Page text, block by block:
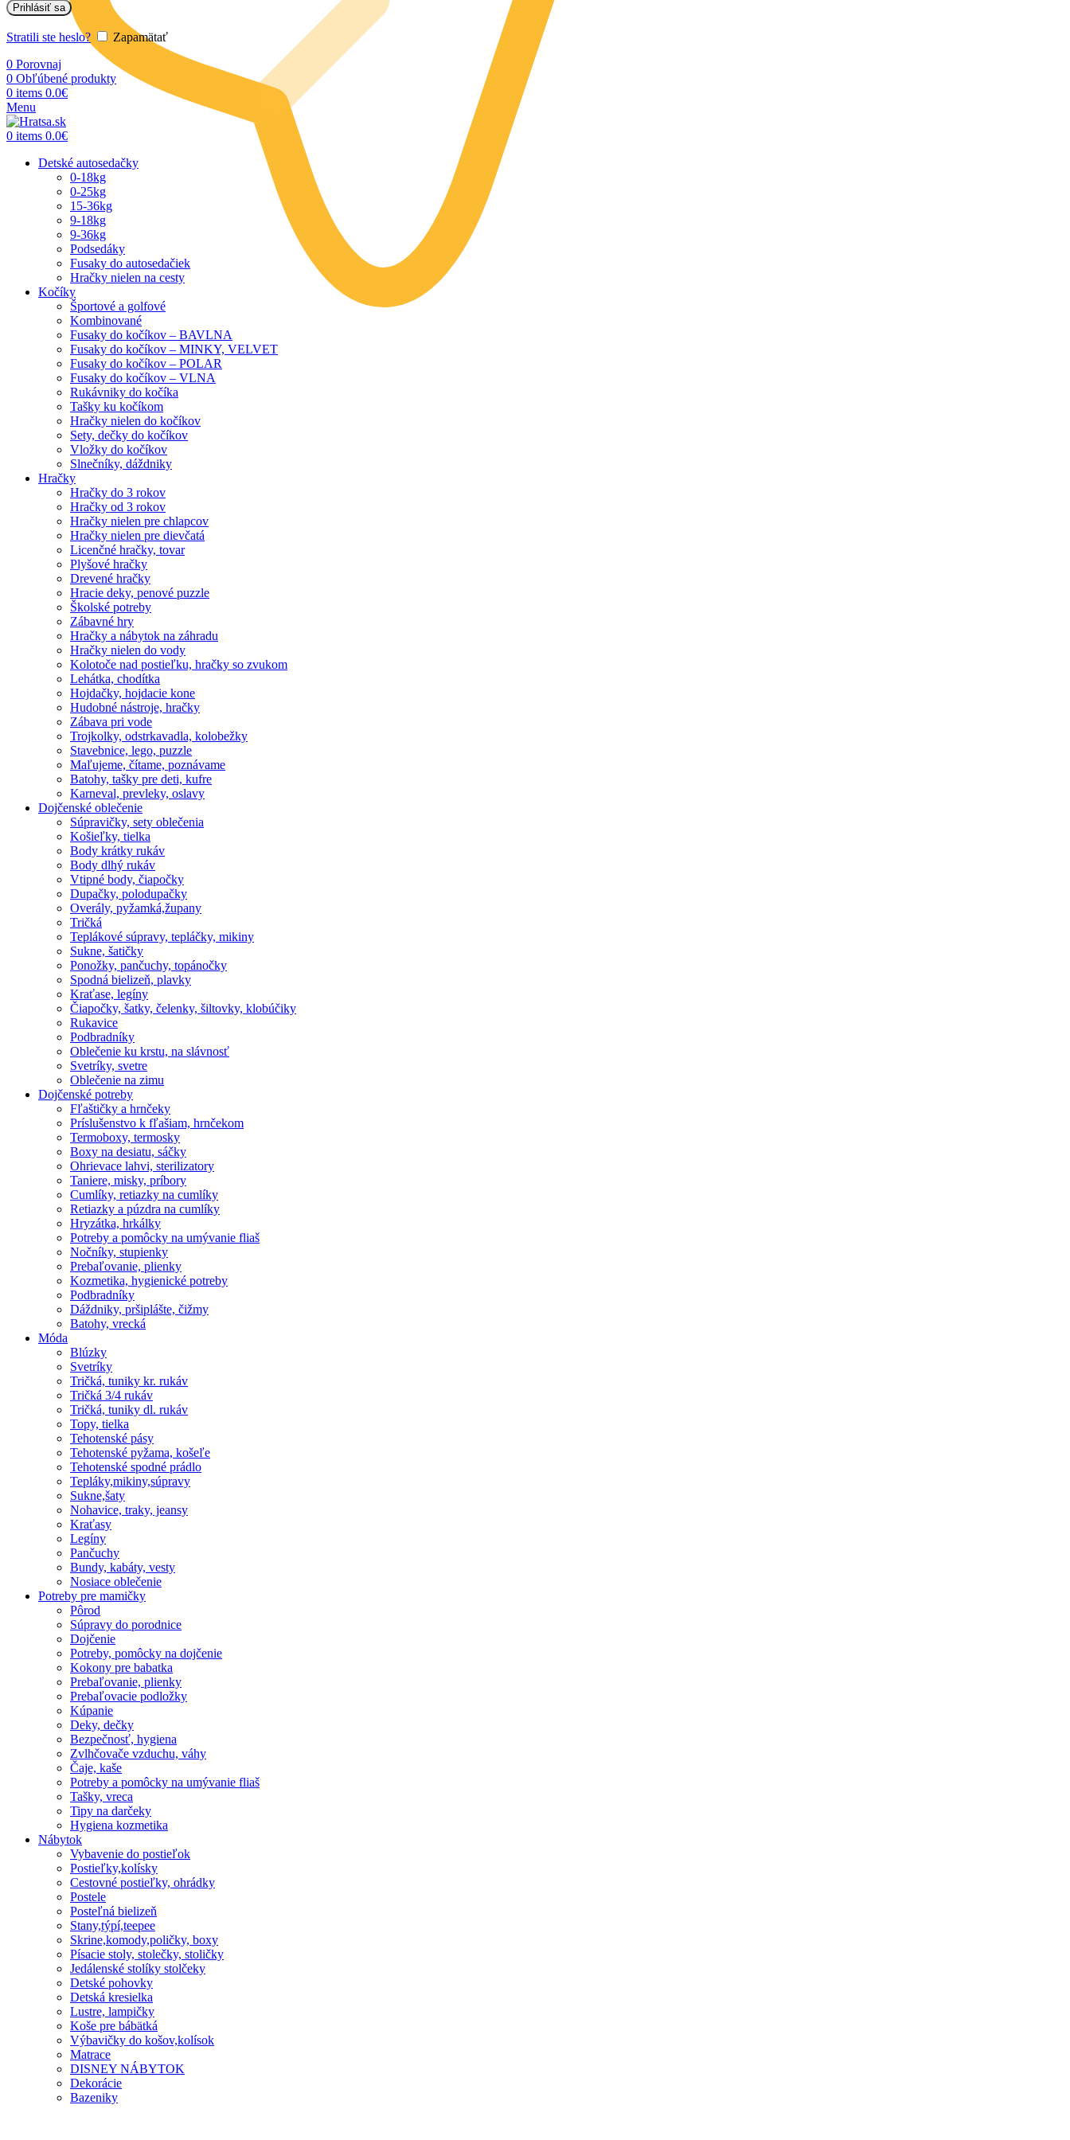
Prihlásiť sa
Stratili ste heslo?
Zapamätať
0 Porovnaj
0 Obľúbené produkty
0 items 0.0€
Menu
0 items 0.0€
Detské autosedačky
0-18kg
0-25kg
15-36kg
9-18kg
9-36kg
Podsedáky
Fusaky do autosedačiek
Hračky nielen na cesty
Kočíky
Športové a golfové
Kombinované
Fusaky do kočíkov – BAVLNA
Fusaky do kočíkov – MINKY, VELVET
Fusaky do kočíkov – POLAR
Fusaky do kočíkov – VLNA
Rukávniky do kočíka
Tašky ku kočíkom
Hračky nielen do kočíkov
Sety, dečky do kočíkov
Vložky do kočíkov
Slnečníky, dáždniky
Hračky
Hračky do 3 rokov
Hračky od 3 rokov
Hračky nielen pre chlapcov
Hračky nielen pre dievčatá
Licenčné hračky, tovar
Plyšové hračky
Drevené hračky
Hracie deky, penové puzzle
Školské potreby
Zábavné hry
Hračky a nábytok na záhradu
Hračky nielen do vody
Kolotoče nad postieľku, hračky so zvukom
Lehátka, chodítka
Hojdačky, hojdacie kone
Hudobné nástroje, hračky
Zábava pri vode
Trojkolky, odstrkavadla, kolobežky
Stavebnice, lego, puzzle
Maľujeme, čítame, poznávame
Batohy, tašky pre deti, kufre
Karneval, prevleky, oslavy
Dojčenské oblečenie
Súpravičky, sety oblečenia
Košieľky, tielka
Body krátky rukáv
Body dlhý rukáv
Vtipné body, čiapočky
Dupačky, polodupačky
Overály, pyžamká,župany
Tričká
Teplákové súpravy, tepláčky, mikiny
Sukne, šatičky
Ponožky, pančuchy, topánočky
Spodná bielizeň, plavky
Kraťase, legíny
Čiapočky, šatky, čelenky, šiltovky, klobúčiky
Rukavice
Podbradníky
Oblečenie ku krstu, na slávnosť
Svetríky, svetre
Oblečenie na zimu
Dojčenské potreby
Fľaštičky a hrnčeky
Príslušenstvo k fľašiam, hrnčekom
Termoboxy, termosky
Boxy na desiatu, sáčky
Ohrievace lahvi, sterilizatory
Taniere, misky, príbory
Cumlíky, retiazky na cumlíky
Retiazky a púzdra na cumlíky
Hryzátka, hrkálky
Potreby a pomôcky na umývanie fliaš
Nočníky, stupienky
Prebaľovanie, plienky
Kozmetika, hygienické potreby
Podbradníky
Dáždniky, pršiplášte, čižmy
Batohy, vrecká
Móda
Blúzky
Svetríky
Tričká, tuniky kr. rukáv
Tričká 3/4 rukáv
Tričká, tuniky dl. rukáv
Topy, tielka
Tehotenské pásy
Tehotenské pyžama, košeľe
Tehotenské spodné prádlo
Tepláky,mikiny,súpravy
Sukne,šaty
Nohavice, traky, jeansy
Kraťasy
Legíny
Pančuchy
Bundy, kabáty, vesty
Nosiace oblečenie
Potreby pre mamičky
Pôrod
Súpravy do porodnice
Dojčenie
Potreby, pomôcky na dojčenie
Kokony pre babatka
Prebaľovanie, plienky
Prebaľovacie podložky
Kúpanie
Deky, dečky
Bezpečnosť, hygiena
Zvlhčovače vzduchu, váhy
Čaje, kaše
Potreby a pomôcky na umývanie fliaš
Tašky, vreca
Tipy na darčeky
Hygiena kozmetika
Nábytok
Vybavenie do postieľok
Postieľky,kolísky
Cestovné postieľky, ohrádky
Postele
Posteľná bielizeň
Stany,týpí,teepee
Skrine,komody,poličky, boxy
Písacie stoly, stolečky, stoličky
Jedálenské stolíky stolčeky
Detské pohovky
Detská kresielka
Lustre, lampičky
Koše pre bábätká
Výbavičky do košov,kolísok
Matrace
DISNEY NÁBYTOK
Dekorácie
Bazeniky